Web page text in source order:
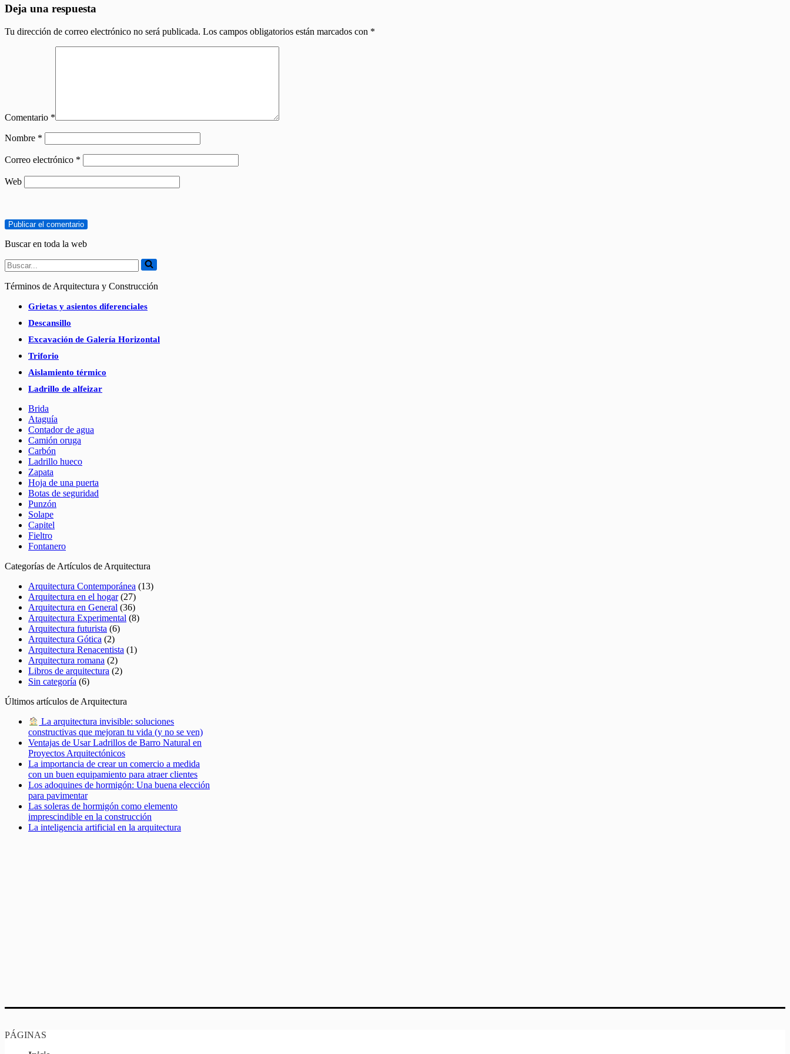
Deja una respuesta
Tu dirección de correo electrónico no será publicada. Los campos obligatorios están marcados con *
Comentario *
Nombre *
Correo electrónico *
Web
Buscar en toda la web
Buscar...
Términos de Arquitectura y Construcción
Grietas y asientos diferenciales
Descansillo
Excavación de Galería Horizontal
Triforio
Aislamiento térmico
Ladrillo de alfeizar
Brida
Ataguía
Contador de agua
Camión oruga
Carbón
Ladrillo hueco
Zapata
Hoja de una puerta
Botas de seguridad
Punzón
Solape
Capitel
Fieltro
Fontanero
Categorías de Artículos de Arquitectura
Arquitectura Contemporánea (13)
Arquitectura en el hogar(27)
Arquitectura en General (36)
Arquitectura Experimental (8)
Arquitectura futurista (6)
Arquitectura Gótica (2)
Arquitectura Renacentista (1)
Arquitectura romana (2)
Libros de arquitectura (2)
Sin categoría (6)
Últimos artículos de Arquitectura
La arquitectura invisible: soluciones
constructivas que mejoran tu vida (y no se ven)
Ventajas de Usar Ladrillos de Barro Natural en
Proyectos Arquitectónicos
La importancia de crear un comercio a medida
con un buen equipamiento para atraer clientes
Los adoquines de hormigón: Una buena elección
para pavimentar
Las soleras de hormigón como elemento
imprescindible en la construcción
La inteligencia artificial en la arquitectura
PÁGINAS